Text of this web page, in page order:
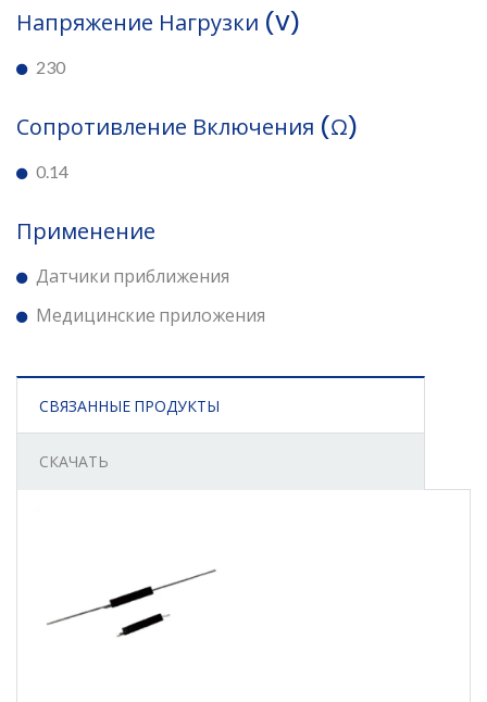
Напряжение Нагрузки (V)
230
Сопротивление Включения (Ω)
0.14
Применение
Датчики приближения
Медицинские приложения
СВЯЗАННЫЕ ПРОДУКТЫ
СКАЧАТЬ